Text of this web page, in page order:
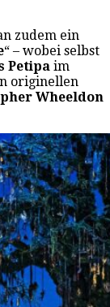
zudem ein
“ – wobei selbst
Petipa im
originellen
Wheeldon